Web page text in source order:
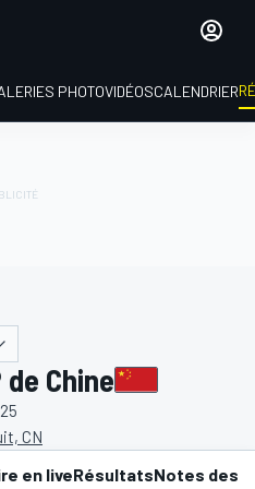
PHOTOVIDÉOSCALENDRIER
de Chine
CN
en liveRésultatsNotes des